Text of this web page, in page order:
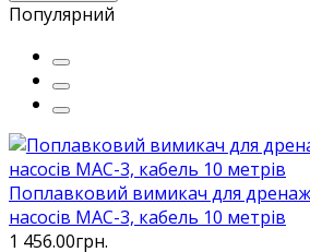
Популярний
Поплавковий вимикач для
насосів MAC-3, кабель 10 метрів
1 456.00грн.